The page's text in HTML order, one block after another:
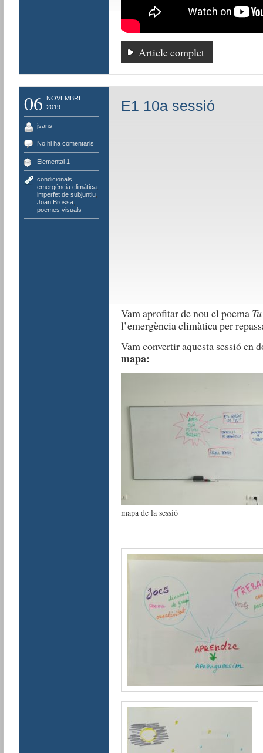
Article complet
06
NOVEMBRE
2019
jsans
No hi ha comentaris
Elemental 1
condicionals
emergència climàtica,
imperfet de subjuntiu,
Joan Brossa,
poemes visuals
E1 10a sessió
Vam aprofitar de nou el poema Tu
l’emergència climàtica per
Vam convertir aquesta sessió en
mapa:
mapa de la sessió